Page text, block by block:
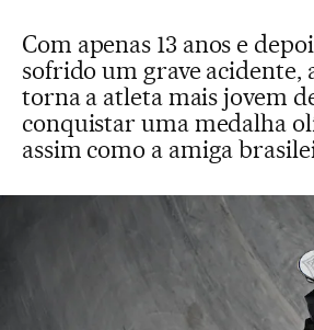
Com apenas 13 anos e
sofrido um grave acidente,
torna a atleta mais jovem
conquistar uma medalha
assim como a amiga